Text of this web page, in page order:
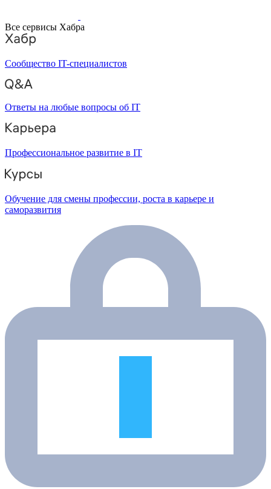
Все сервисы Хабра
Сообщество IT-специалистов
Ответы на любые вопросы об IT
Профессиональное развитие в IT
Обучение для смены профессии, роста в карьере и
саморазвития